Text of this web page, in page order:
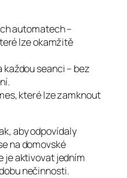
automatech –
lze okamžitě
seanci – bez
které lze zamknout
aby odpovídaly
na domovské
je aktivovat jedním
nečinnosti.